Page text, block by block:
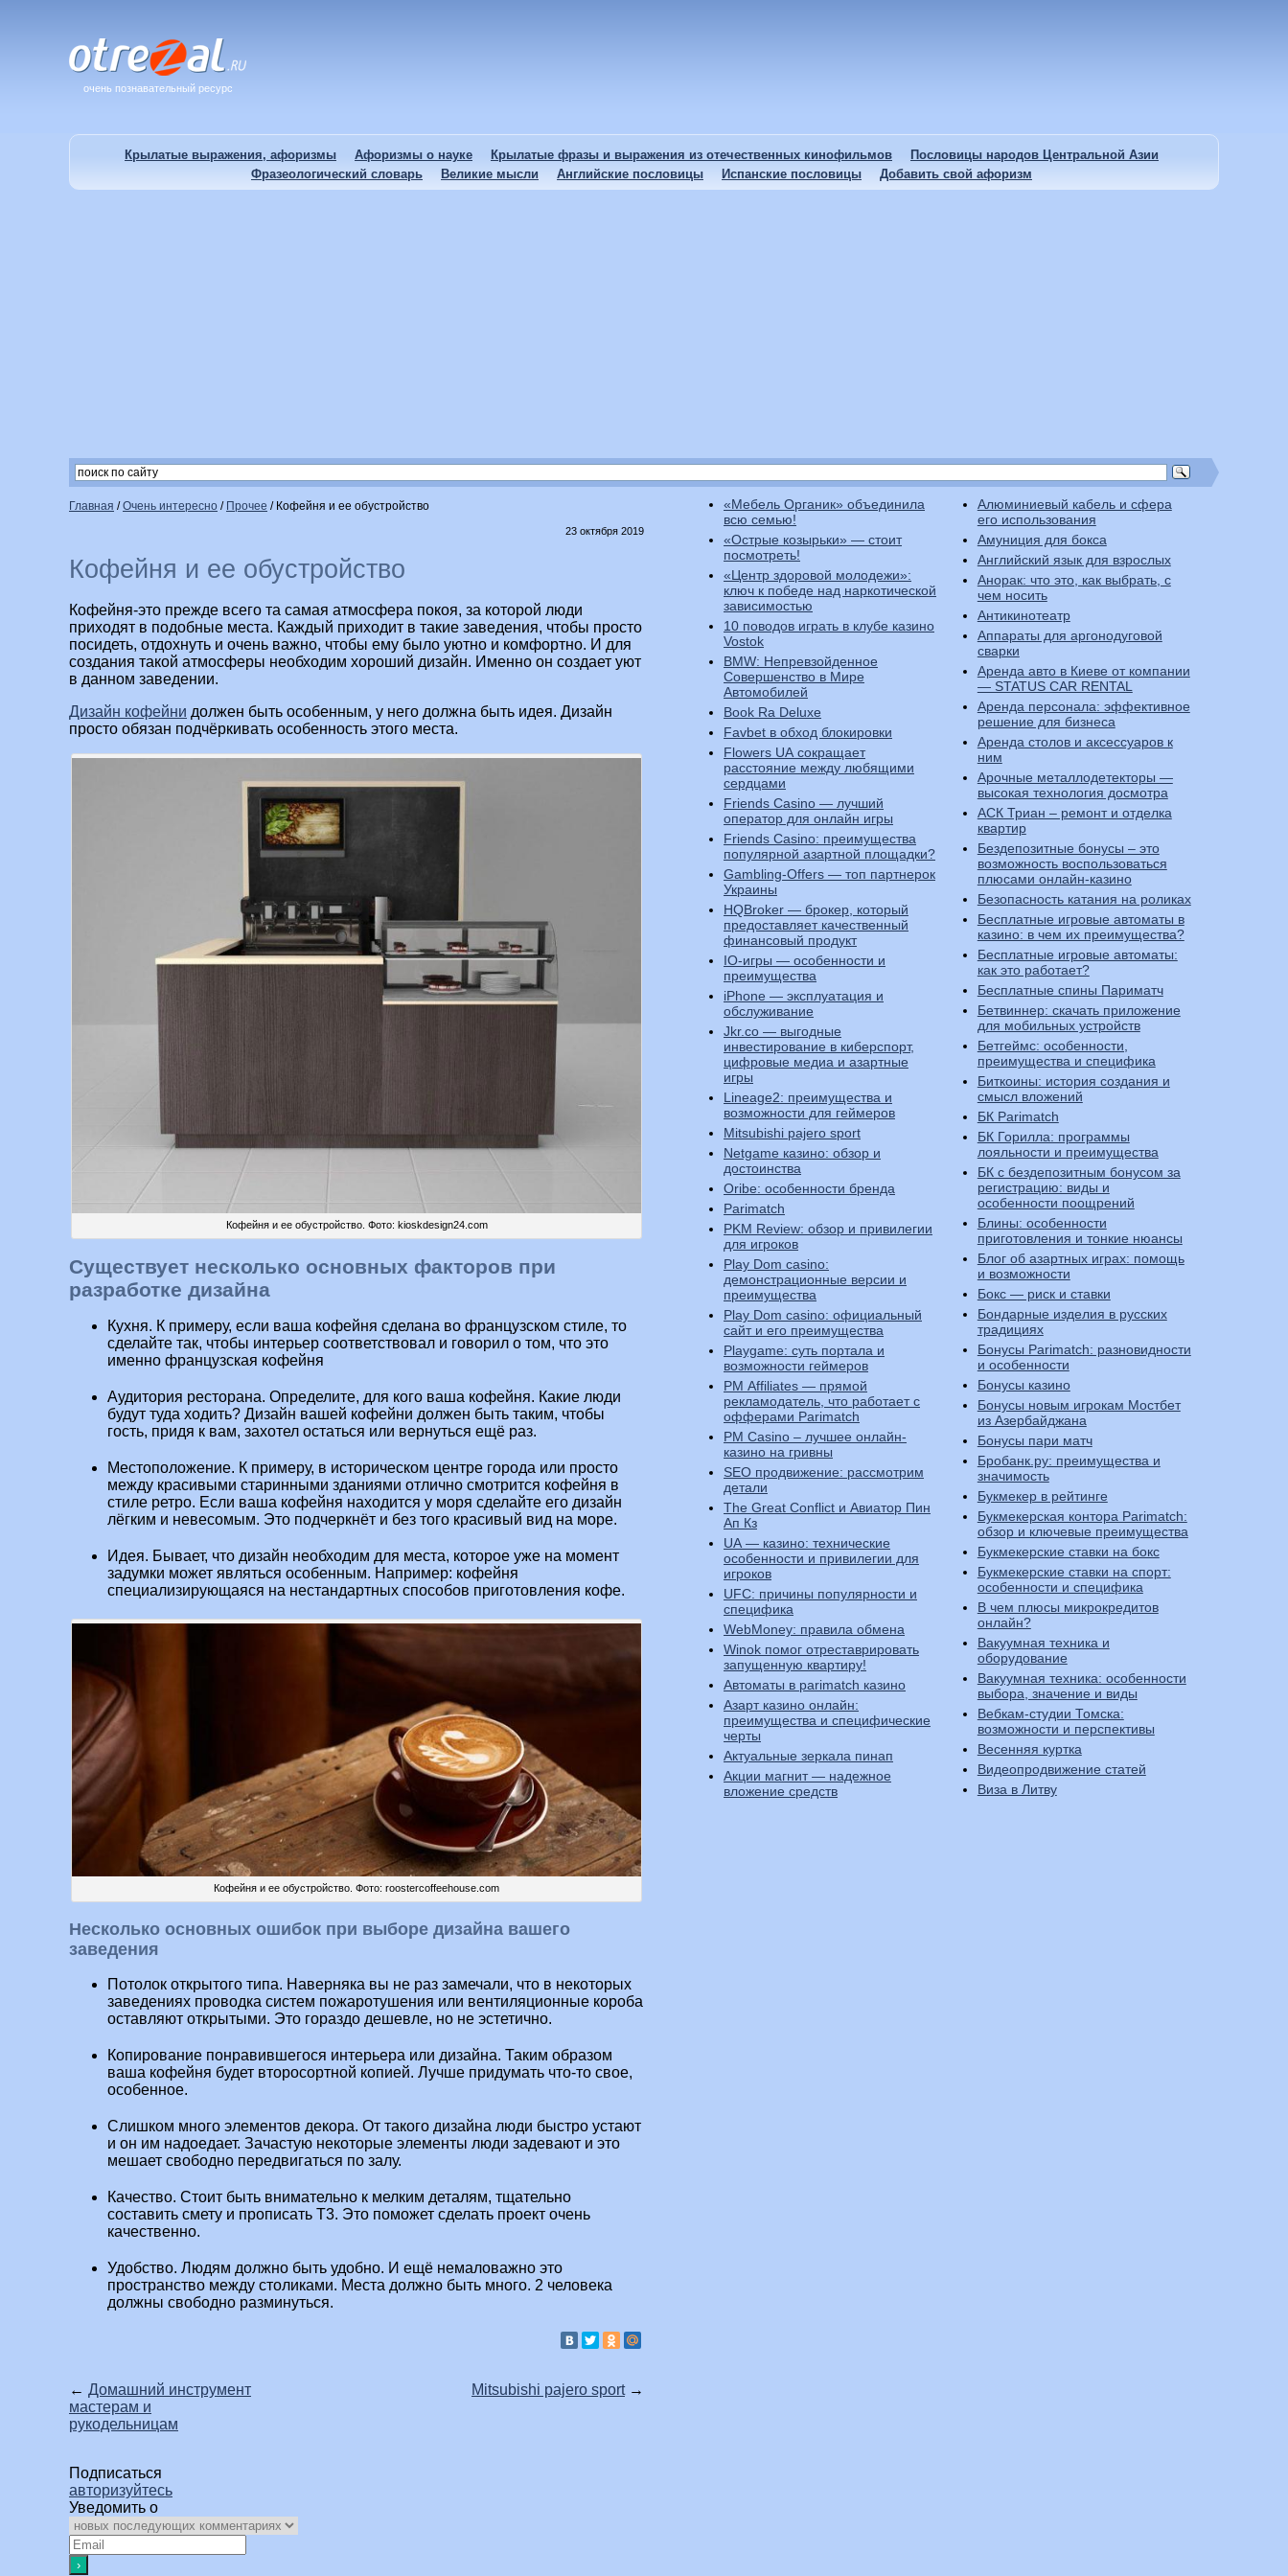
очень познавательный ресурс
Крылатые выражения, афоризмы Афоризмы о науке Крылатые фразы и выражения из отечественных кинофильмов
Пословицы народов Центральной Азии
Фразеологический словарь
Великие мысли Английские пословицы Испанские пословицы Добавить свой афоризм
Главная /Очень интересно / Прочее / Кофейня и ее обустройство
23 октября 2019
Кофейня и ее обустройство
Кофейня-это прежде всего та самая атмосфера покоя, за которой люди
приходят в подобные места. Каждый приходит в такие заведения, чтобы просто
посидеть, отдохнуть и очень важно, чтобы ему было уютно и комфортно. И для
создания такой атмосферы необходим хороший дизайн. Именно он создает уют
в данном заведении.
Дизайн кофейни должен быть особенным, у него должна быть идея. Дизайн
просто обязан подчёркивать особенность этого места.
Кофейня и ее обустройство. Фото: kioskdesign24.com
Существует несколько основных факторов при
разработке дизайна
Кухня. К примеру, если ваша кофейня сделана во французском стиле, то
сделайте так, чтобы интерьер соответствовал и говорил о том, что это
именно французская кофейня
Аудитория ресторана. Определите, для кого ваша кофейня. Какие люди
будут туда ходить? Дизайн вашей кофейни должен быть таким, чтобы
гость, придя к вам, захотел остаться или вернуться ещё раз.
Местоположение. К примеру, в историческом центре города или просто
между красивыми старинными зданиями отлично смотрится кофейня в
стиле ретро. Если ваша кофейня находится у моря сделайте его дизайн
лёгким и невесомым. Это подчеркнёт и без того красивый вид на море.
Идея. Бывает, что дизайн необходим для места, которое уже на момент
задумки может являться особенным. Например: кофейня
специализирующаяся на нестандартных способов приготовления кофе.
Кофейня и ее обустройство. Фото: roostercoffeehouse.com
Несколько основных ошибок при выборе дизайна вашего
заведения
Потолок открытого типа. Наверняка вы не раз замечали, что в некоторых
заведениях проводка систем пожаротушения или вентиляционные короба
оставляют открытыми. Это гораздо дешевле, но не эстетично.
Копирование понравившегося интерьера или дизайна. Таким образом
ваша кофейня будет второсортной копией. Лучше придумать что-то свое,
особенное.
Слишком много элементов декора. От такого дизайна люди быстро устают
и он им надоедает. Зачастую некоторые элементы люди задевают и это
мешает свободно передвигаться по залу.
Качество. Стоит быть внимательно к мелким деталям, тщательно
составить смету и прописать Т3. Это поможет сделать проект очень
качественно.
Удобство. Людям должно быть удобно. И ещё немаловажно это
пространство между столиками. Места должно быть много. 2 человека
должны свободно разминуться.
← Домашний инструмент
мастерам и
рукодельницам
Mitsubishi pajero sport→
Подписаться
авторизуйтесь
Уведомить о
«Мебель Органик» объединила
всю семью!
«Острые козырьки» — стоит
посмотреть!
«Центр здоровой молодежи»:
ключ к победе над наркотической
зависимостью
10 поводов играть в клубе казино
Vostok
BMW: Непревзойденное
Совершенство в Мире
Автомобилей
Book Ra Deluxe
Favbet в обход блокировки
Flowers UA сокращает
расстояние между любящими
сердцами
Friends Casino — лучший
оператор для онлайн игры
Friends Casino: преимущества
популярной азартной площадки?
Gambling-Offers — топ партнерок
Украины
HQBroker — брокер, который
предоставляет качественный
финансовый продукт
IO-игры — особенности и
преимущества
iPhone — эксплуатация и
обслуживание
Jkr.co — выгодные
инвестирование в киберспорт,
цифровые медиа и азартные
игры
Lineage2: преимущества и
возможности для геймеров
Mitsubishi pajero sport
Netgame казино: обзор и
достоинства
Oribe: особенности бренда
Parimatch
PKM Review: обзор и привилегии
для игроков
Play Dom casino:
демонстрационные версии и
преимущества
Play Dom casino: официальный
сайт и его преимущества
Playgame: суть портала и
возможности геймеров
PM Affiliates — прямой
рекламодатель, что работает с
офферами Parimatch
PM Casino – лучшее онлайн-
казино на гривны
SEO продвижение: рассмотрим
детали
The Great Conflict и Авиатор Пин
Ап Кз
UA — казино: технические
особенности и привилегии для
игроков
UFC: причины популярности и
специфика
WebMoney: правила обмена
Winok помог отреставрировать
запущенную квартиру!
Автоматы в parimatch казино
Азарт казино онлайн:
преимущества и специфические
черты
Актуальные зеркала пинап
Акции магнит — надежное
вложение средств
Алюминиевый кабель и сфера
его использования
Амуниция для бокса
Английский язык для взрослых
Анорак: что это, как выбрать, с
чем носить
Антикинотеатр
Аппараты для аргонодуговой
сварки
Аренда авто в Киеве от компании
— STATUS CAR RENTAL
Аренда персонала: эффективное
решение для бизнеса
Аренда столов и аксессуаров к
ним
Арочные металлодетекторы —
высокая технология досмотра
АСК Триан – ремонт и отделка
квартир
Бездепозитные бонусы – это
возможность воспользоваться
плюсами онлайн-казино
Безопасность катания на роликах
Бесплатные игровые автоматы в
казино: в чем их преимущества?
Бесплатные игровые автоматы:
как это работает?
Бесплатные спины Париматч
Бетвиннер: скачать приложение
для мобильных устройств
Бетгеймс: особенности,
преимущества и специфика
Биткоины: история создания и
смысл вложений
БК Parimatch
БК Горилла: программы
лояльности и преимущества
БК с бездепозитным бонусом за
регистрацию: виды и
особенности поощрений
Блины: особенности
приготовления и тонкие нюансы
Блог об азартных играх: помощь
и возможности
Бокс — риск и ставки
Бондарные изделия в русских
традициях
Бонусы Parimatch: разновидности
и особенности
Бонусы казино
Бонусы новым игрокам Мостбет
из Азербайджана
Бонусы пари матч
Бробанк.ру: преимущества и
значимость
Букмекер в рейтинге
Букмекерская контора Parimatch:
обзор и ключевые преимущества
Букмекерские ставки на бокс
Букмекерские ставки на спорт:
особенности и специфика
В чем плюсы микрокредитов
онлайн?
Вакуумная техника и
оборудование
Вакуумная техника: особенности
выбора, значение и виды
Вебкам-студии Томска:
возможности и перспективы
Весенняя куртка
Видеопродвижение статей
Виза в Литву